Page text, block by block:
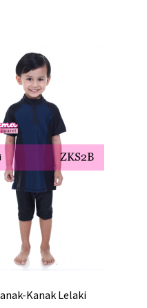
Kanak Lelaki